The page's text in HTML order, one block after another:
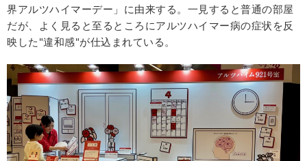
界アルツハイマーデー」に由来する。一見すると普通の部屋
だが、よく見ると至るところにアルツハイマー病の症状を反
映した"違和感"が仕込まれている。